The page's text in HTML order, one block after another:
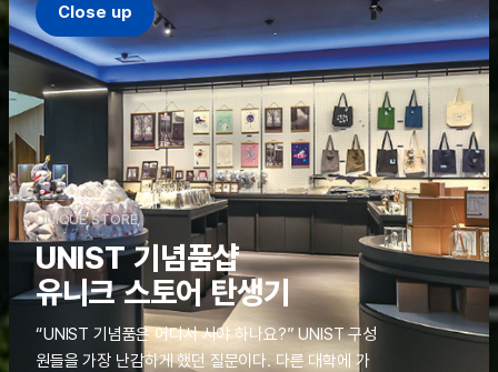
Close up
UNIQUE STORE
UNIST 기념품샵
유니크 스토어 탄생기
“UNIST 기념품은 어디서 사야 하나요?” UNIST 구성
원들을 가장 난감하게 했던 질문이다. 다른 대학에 가